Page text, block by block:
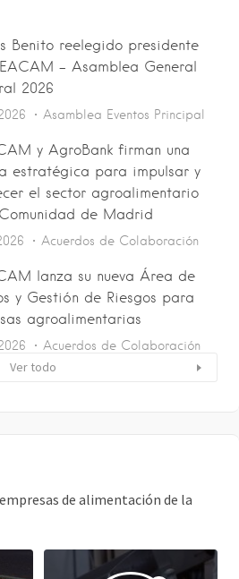
Benito reelegido presidente
– Asamblea General
2026
Asamblea Eventos Principal
y AgroBank firman una
estratégica para impulsar y
el sector agroalimentario
de Madrid
Acuerdos de Colaboración
lanza su nueva Área de
y Gestión de Riesgos para
agroalimentarias
Acuerdos de Colaboración
Ver todo
de alimentación de la